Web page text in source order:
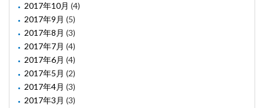
2017年10月 (4)
2017年9月 (5)
2017年8月 (3)
2017年7月 (4)
2017年6月 (4)
2017年5月 (2)
2017年4月 (3)
2017年3月 (3)